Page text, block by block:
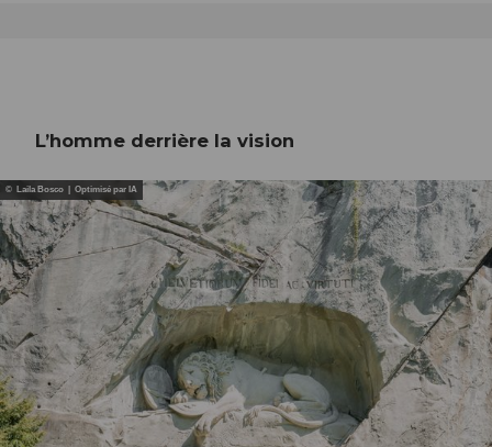
L’homme derrière la vision
© Laila Bosco | Optimisé par IA